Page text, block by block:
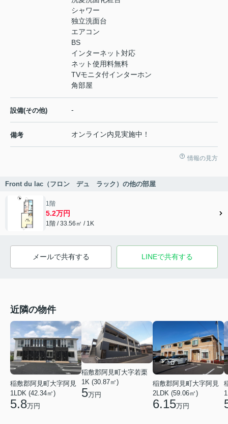
シャワー
独立洗面台
エアコン
BS
インターネット対応
ネット使用料無料
TVモニタ付インターホン
角部屋
設備(その他) -
備考 オンライン内見実施中！
情報の見方
Front du lac（フロン デュ ラック）の他の部屋
1階
5.2万円
1階 / 33.56㎡ / 1K
メールで共有する LINEで共有する
近隣の物件
稲敷郡阿見町大字阿見
1LDK (42.34㎡)
5.8万円
稲敷郡阿見町大字若栗
1K (30.87㎡)
5万円
稲敷郡阿見町大字阿見
2LDK (59.06㎡)
6.15万円